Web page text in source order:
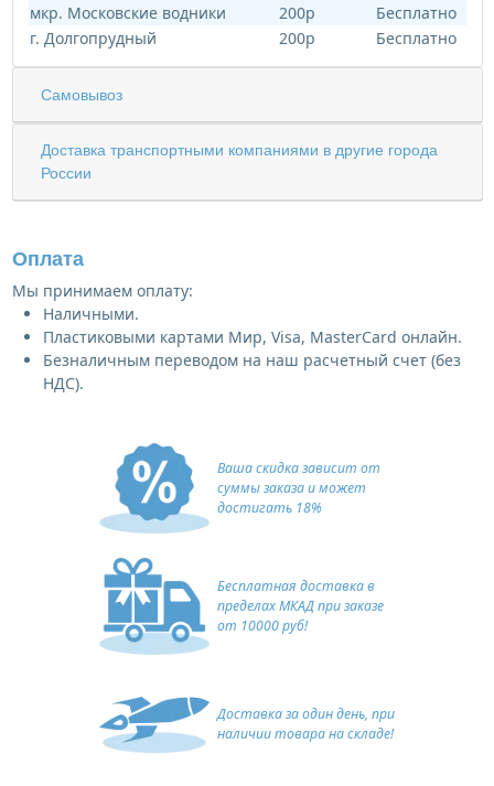
мкр. Московские водники
200р
Бесплатно
г. Долгопрудный
200р Бесплатно
Самовывоз
Доставка транспортными компаниями в другие города
России
Оплата
Мы принимаем оплату:
Наличными.
Пластиковыми картами Мир, Visa, MasterCard онлайн.
Безналичным переводом на наш расчетный счет (без
НДС).
Ваша скидка зависит от
суммы заказа и может
достигать 18%
Бесплатная доставка в
пределах МКАД при заказе
от 10000 руб!
Доставка за один день, при
наличии товара на складе!